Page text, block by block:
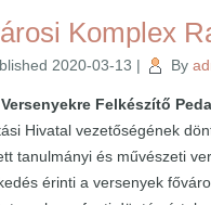
Komplex
2020-03-13 | By
Felkészítő
Hivatal vezetőségének
tanulmányi és művészeti
érinti a versenyek